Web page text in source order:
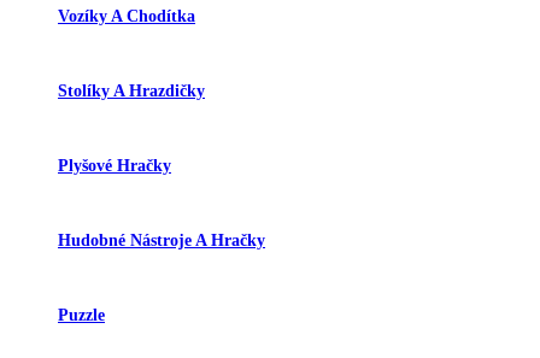
Vozíky A Chodítka
Stolíky A Hrazdičky
Plyšové Hračky
Hudobné Nástroje A Hračky
Puzzle